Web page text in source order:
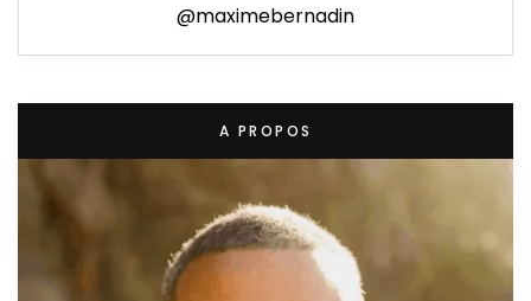
@maximebernadin
A PROPOS